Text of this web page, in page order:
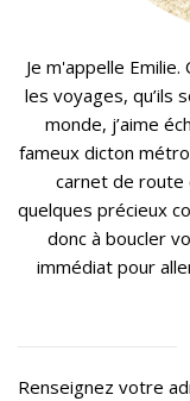
Je m'appelle
les voyages, qu’ils
monde, j’aime
fameux dicton
carnet de route
quelques précieux
donc à boucler
immédiat pour
Renseignez votre